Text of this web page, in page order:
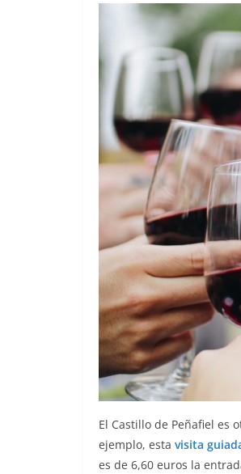
El Castillo de Peñafiel es
ejemplo, esta visita
es de 6,60 euros la